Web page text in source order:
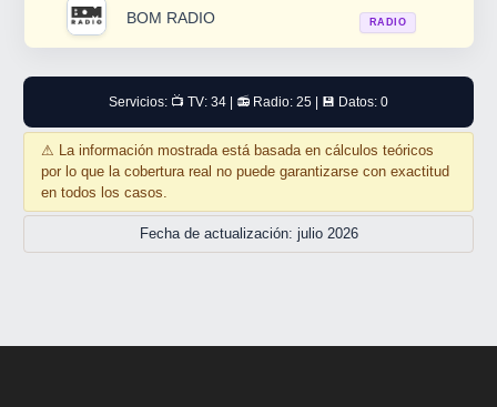
BOM RADIO RADIO
Servicios: 📺 TV: 34 | 📻 Radio: 25 | 💾 Datos: 0
⚠ La información mostrada está basada en cálculos teóricos
por lo que la cobertura real no puede garantizarse con exactitud
en todos los casos.
Fecha de actualización: julio 2026